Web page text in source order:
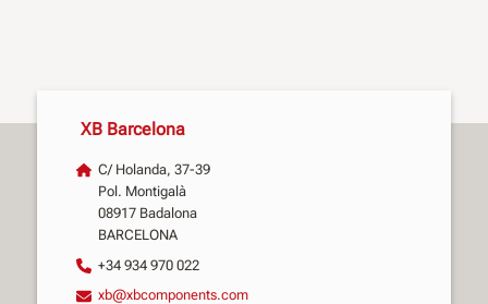
XB Barcelona
C/ Holanda, 37-39
Pol. Montigalà
08917 Badalona
BARCELONA
+34 934 970 022
xb@xbcomponents.com